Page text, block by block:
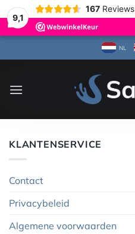
9,1
167 Reviews
naar
NL
KLANTENSERVICE
Contact
Privacybeleid
Algemene voorwaarden